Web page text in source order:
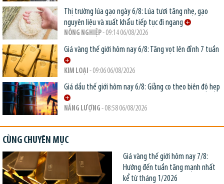
Thị trường lúa gạo ngày 6/8: Lúa tươi tăng nhẹ, gạo
nguyên liệu và xuất khẩu tiếp tục đi ngang
NÔNG NGHIỆP- 09:14 06/08/2026
Giá vàng thế giới hôm nay 6/8: Tăng vọt lên đỉnh 7 tuần
KIM LOẠI - 09:06 06/08/2026
Giá dầu thế giới hôm nay 6/8: Giằng co theo biên độ hẹp
NĂNG LƯỢNG - 08:58 06/08/2026
CÙNG CHUYÊN MỤC
Giá vàng thế giới hôm nay 7/8:
Hướng đến tuần tăng mạnh nhất
kể từ tháng 1/2026